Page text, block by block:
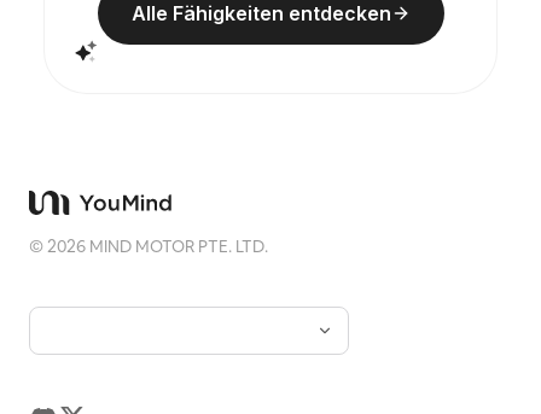
Alle Fähigkeiten entdecken
©2026 MIND MOTOR PTE. LTD.